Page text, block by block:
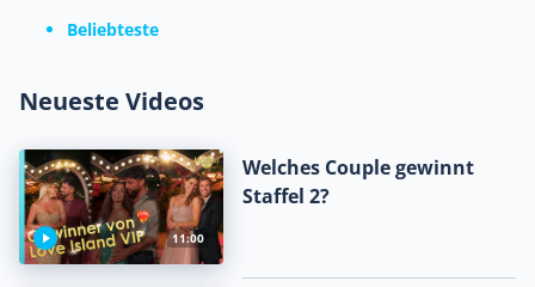
Beliebteste
Neueste Videos
11:00
Welches Couple gewinnt
Staffel 2?